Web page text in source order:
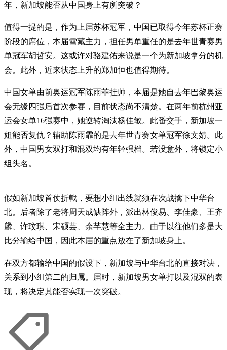
年，新加坡能否从中国身上有所突破？
值得一提的是，作为上届苏杯冠军，中国已取得今年苏杯正赛
阶段的席位，本届雪藏主力，担任男单重任的是去年世青赛男
单冠军胡哲安。这或许对骆建佑来说是一个为新加坡拿分的机
会。此外，近来状态上升的郑加恒也值得期待。
中国女单由前奥运冠军陈雨菲挂帅，本届是她自去年巴黎奥运
会无缘四强后首次参赛，目前状态尚不清楚。在两年前杭州亚
运会女单16强赛中，她逆转淘汰杨佳敏。此番交手，新加坡一
姐能否复仇？辅助陈雨霏的是去年世青赛女单冠军徐文婧。此
外，中国男女双打和混双均有年轻强档。若没意外，将锁定小
组头名。
假如新加坡首仗折戟，要想小组出线就须在次战擒下中华台
北。后者除了老将周天成缺阵外，派出林俊易、李佳豪、王齐
麟、许玟琪、宋硕芸、余芊慧等全主力。由于以往他们多是大
比分输给中国，因此本届的重点放在了新加坡身上。
在双方都输给中国的假设下，新加坡与中华台北的直接对决，
关系到小组第二的归属。届时，新加坡男女单打以及混双的表
现，将决定其能否实现一次突破。